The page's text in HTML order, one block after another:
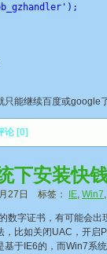
只能继续百度或google
[0]
下安装快
27日 标签： IE, Win7,
证书，有可能会出现
，比如关闭UAC，开
基于IE6的，而Win7系